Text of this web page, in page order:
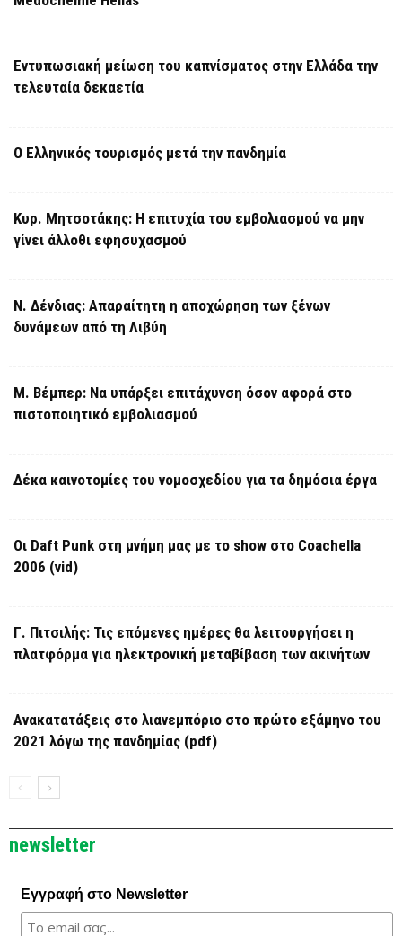
Εντυπωσιακή μείωση του καπνίσματος στην Ελλάδα την
τελευταία δεκαετία
Ο Ελληνικός τουρισμός μετά την πανδημία
Κυρ. Μητσοτάκης: Η επιτυχία του εμβολιασμού να μην
γίνει άλλοθι εφησυχασμού
Ν. Δένδιας: Απαραίτητη η αποχώρηση των ξένων
δυνάμεων από τη Λιβύη
Μ. Βέμπερ: Να υπάρξει επιτάχυνση όσον αφορά στο
πιστοποιητικό εμβολιασμού
Δέκα καινοτομίες του νομοσχεδίου για τα δημόσια έργα
Οι Daft Punk στη μνήμη μας με το show στο Coachella
2006 (vid)
Γ. Πιτσιλής: Τις επόμενες ημέρες θα λειτουργήσει η
πλατφόρμα για ηλεκτρονική μεταβίβαση των ακινήτων
Ανακατατάξεις στο λιανεμπόριο στο πρώτο εξάμηνο του
2021 λόγω της πανδημίας (pdf)
newsletter
Εγγραφή στο Newsletter